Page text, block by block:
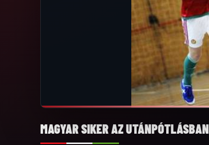
MAGYAR SIKER AZ UTÁNPÓTLÁSBAN